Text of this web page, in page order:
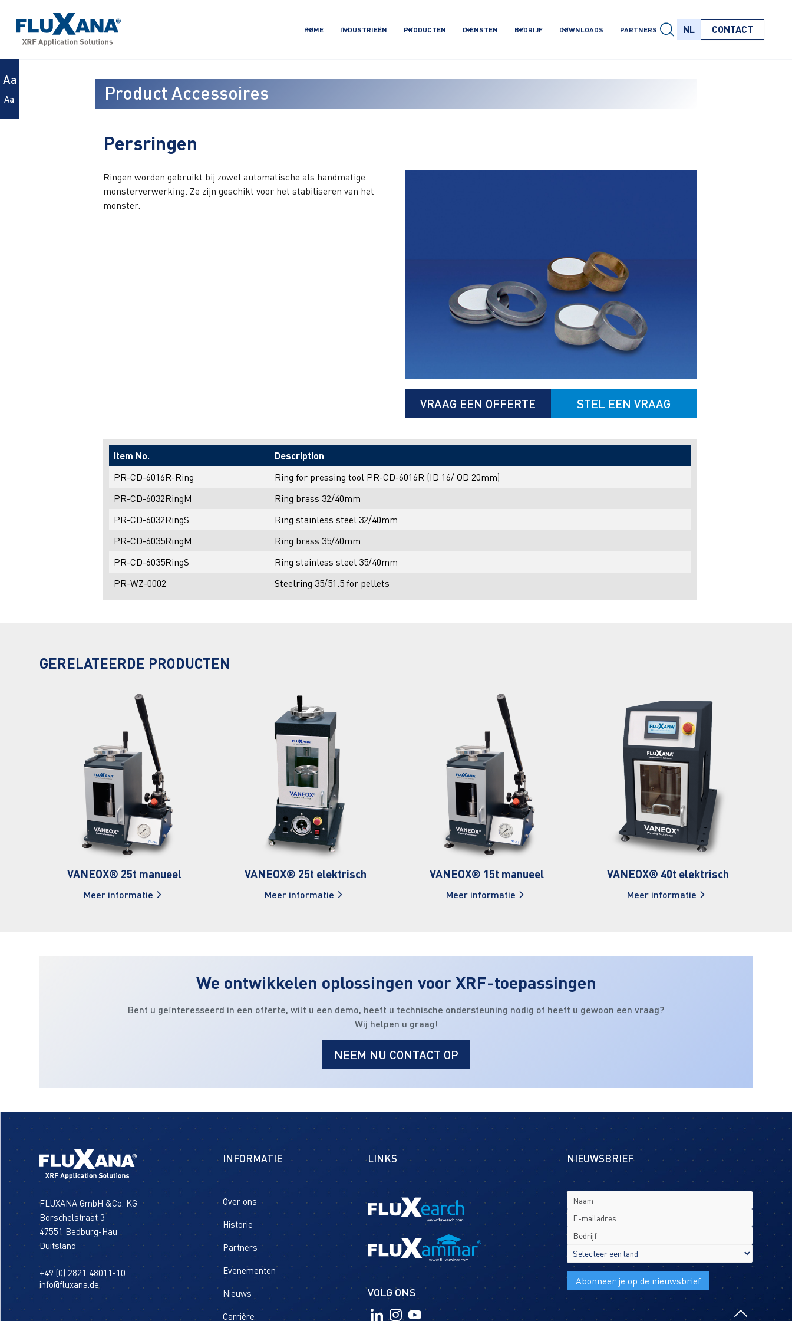
HOME INDUSTRIEËN PRODUCTEN DIENSTEN BEDRIJF DOWNLOADS PARTNERS
NL
NL
CONTACT
Aa
Aa Product Accessoires
Persringen
Ringen worden gebruikt bij zowel automatische als handmatige
monsterverwerking. Ze zijn geschikt voor het stabiliseren van het
monster.
VRAAG EEN OFFERTE STEL EEN VRAAG
Item No. Description
PR-CD-6016R-Ring
Ring for pressing tool PR-CD-6016R (ID 16/ OD 20mm)
PR-CD-6032RingM
Ring brass 32/40mm
PR-CD-6032RingS
Ring stainless steel 32/40mm
PR-CD-6035RingM
Ring brass 35/40mm
PR-CD-6035RingS
Ring stainless steel 35/40mm
PR-WZ-0002
Steelring 35/51.5 for pellets
GERELATEERDE PRODUCTEN
VANEOX® 25t manueel
Meer informatie
VANEOX® 25t elektrisch
Meer informatie
VANEOX® 15t manueel
Meer informatie
VANEOX® 40t elektrisch
Meer informatie
We ontwikkelen oplossingen voor XRF-toepassingen
Bent u geïnteresseerd in een offerte, wilt u een demo, heeft u technische ondersteuning nodig of heeft u gewoon een vraag?
Wij helpen u graag!
NEEM NU CONTACT OP
FLUXANA GmbH &Co. KG
Borschelstraat 3
47551 Bedburg-Hau
Duitsland
+49 (0) 2821 48011-10
info@fluxana.de
INFORMATIE
Over ons
Historie
Partners
Evenementen
Nieuws
Carrière
LINKS
VOLG ONS
NIEUWSBRIEF